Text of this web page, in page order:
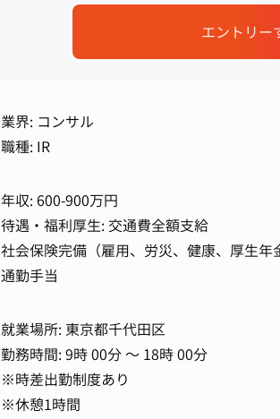
エントリー
業界: コンサル
職種: IR
年収: 600-900万円
待遇・福利厚生: 交通費全額支給
社会保険完備（雇用、労災、健康、厚生年
通勤手当
就業場所: 東京都千代田区
勤務時間: 9時 00分 ～ 18時 00分
※時差出勤制度あり
※休憩1時間